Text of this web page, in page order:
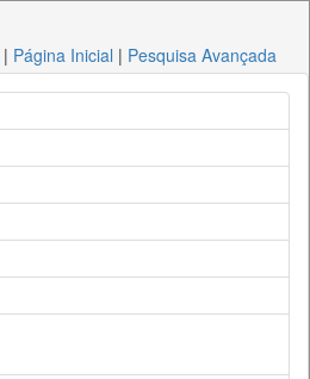
| Página Inicial | Pesquisa Avançada